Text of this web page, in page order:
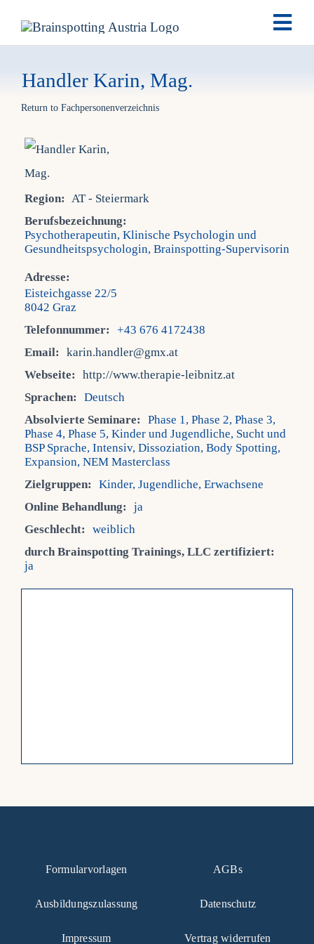
Handler Karin, Mag.
Return to Fachpersonenverzeichnis
Region:
AT - Steiermark
Berufsbezeichnung:
Psychotherapeutin, Klinische Psychologin und
Gesundheitspsychologin, Brainspotting-Supervisorin
Adresse:
Eisteichgasse 22/5
8042 Graz
Telefonnummer:
+43 676 4172438
Email:
karin.handler@gmx.at
Webseite:
http://www.therapie-leibnitz.at
Sprachen:
Deutsch
Absolvierte Seminare:
Phase 1, Phase 2, Phase 3,
Phase 4, Phase 5, Kinder und Jugendliche, Sucht und
BSP Sprache, Intensiv, Dissoziation, Body Spotting,
Expansion, NEM Masterclass
Zielgruppen:
Kinder, Jugendliche, Erwachsene
Online Behandlung:
ja
Geschlecht:
weiblich
durch Brainspotting Trainings, LLC zertifiziert:
ja
Formularvorlagen
Ausbildungszulassung
Impressum
AGBs
Datenschutz
Vertrag widerrufen